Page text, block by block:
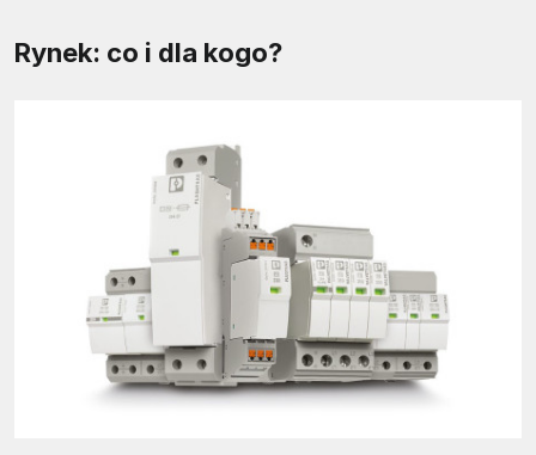
Rynek: co i dla kogo?